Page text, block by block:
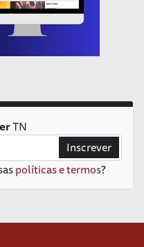
TN
políticas e termos?
Inscrever